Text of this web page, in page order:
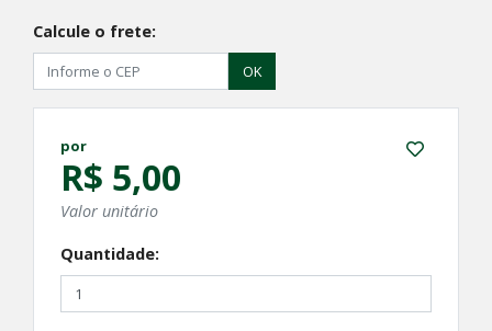
Calcule o frete:
OK
por
R$ 5,00
Valor unitário
Quantidade: